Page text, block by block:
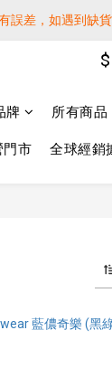
差，如遇到缺貨
差，如遇到缺貨
誤差，如遇到缺
$
牌 所有商品
門市 全球經銷